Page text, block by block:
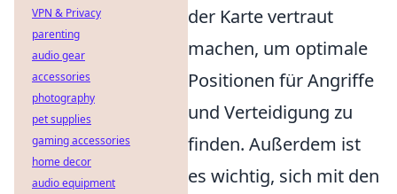
der Karte vertraut
machen, um optimale
Positionen für Angriffe
und Verteidigung zu
finden. Außerdem ist
es wichtig, sich mit den
VPN & Privacy
parenting
audio gear
accessories
photography
pet supplies
gaming accessories
home decor
audio equipment